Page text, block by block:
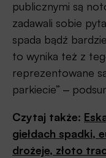
publicznymi są
zadawali sobie
spada bądź
to wynika też z
reprezentowane
parkiecie” ‒
Czytaj także:
giełdach spadki,
drożeje, złoto